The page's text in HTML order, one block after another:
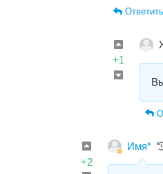
Ответить
+1
+2
Имя*